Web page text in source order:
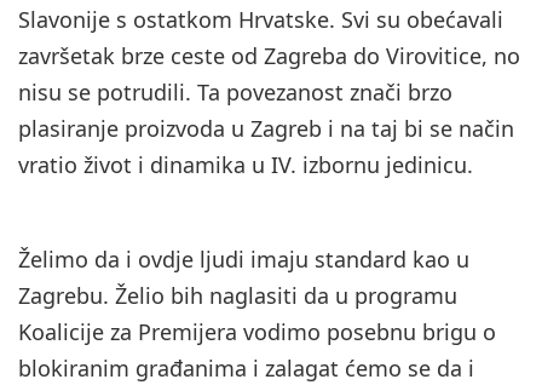
Slavonije s ostatkom Hrvatske. Svi su obećavali
završetak brze ceste od Zagreba do Virovitice, no
nisu se potrudili. Ta povezanost znači brzo
plasiranje proizvoda u Zagreb i na taj bi se način
vratio život i dinamika u IV. izbornu jedinicu.
Želimo da i ovdje ljudi imaju standard kao u
Zagrebu. Želio bih naglasiti da u programu
Koalicije za Premijera vodimo posebnu brigu o
blokiranim građanima i zalagat ćemo se da i